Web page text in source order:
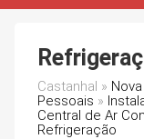
Castanhal »
Pessoais »
Central de Ar
Refrigeração